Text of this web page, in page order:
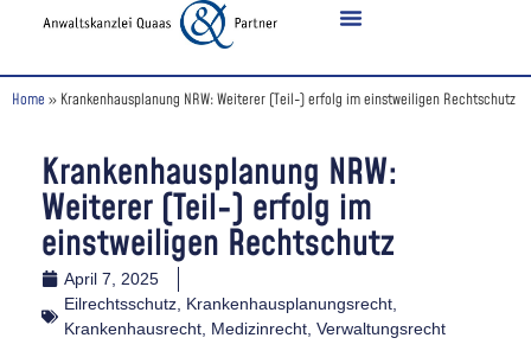
Home » Krankenhausplanung NRW: Weiterer (Teil-) erfolg im einstweiligen Rechtschutz
Krankenhausplanung NRW:
Weiterer (Teil-) erfolg im
einstweiligen Rechtschutz
April 7, 2025
Eilrechtsschutz Krankenhausplanungsrecht
Krankenhausrecht Medizinrecht Verwaltungsrecht